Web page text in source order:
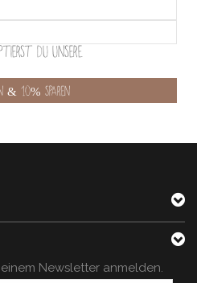
Du unsere
Newsletter anmelden.